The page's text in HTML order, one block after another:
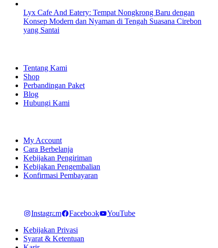
Lyx Cafe And Eatery: Tempat Nongkrong Baru dengan
Konsep Modern dan Nyaman di Tengah Suasana Cirebon
yang Santai
Tentang Kami
Shop
Perbandingan Paket
Blog
Hubungi Kami
My Account
Cara Berbelanja
Kebijakan Pengiriman
Kebijakan Pengembalian
Konfirmasi Pembayaran
Instagram Facebook
YouTube
Kebijakan Privasi
Syarat & Ketentuan